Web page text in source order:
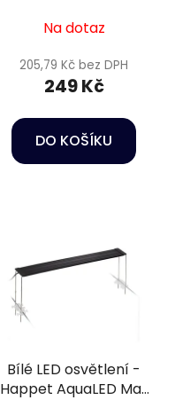
Na dotaz
205,79 Kč bez DPH
249 Kč
DO KOŠÍKU
Bílé LED osvětlení -
Happet AquaLED Max